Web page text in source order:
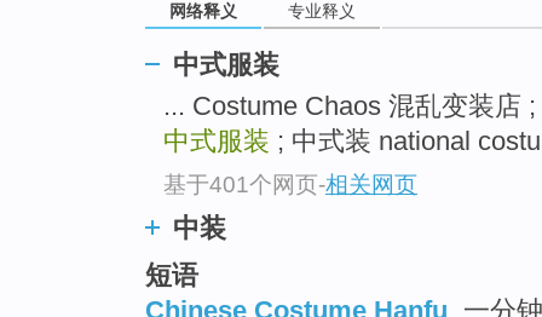
网络释义 专业释义
中式服装
... Costume Chaos 混乱变装店
中式服装 ; 中式装 national
基于401个网页-相关网页
中装
短语
Chinese Costume Hanfu 一分